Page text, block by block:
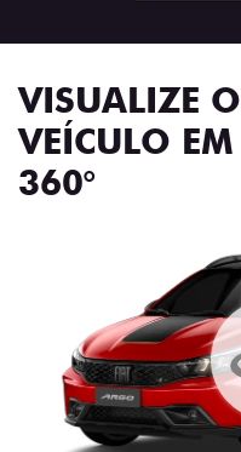
VISUALIZE O
VEÍCULO EM
360°